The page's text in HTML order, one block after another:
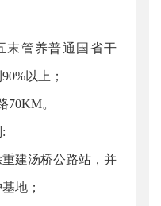
末管养普通国省干
以上；
70KM。
建汤桥公路站，并
地；